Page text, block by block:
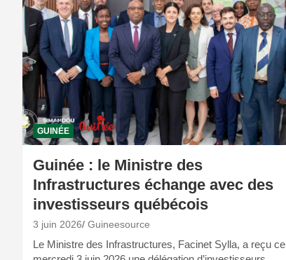
GUINÉE
Guinée : le Ministre des
Infrastructures échange avec des
investisseurs québécois
3 juin 2026 Guineesource
Le Ministre des Infrastructures, Facinet Sylla, a reçu ce